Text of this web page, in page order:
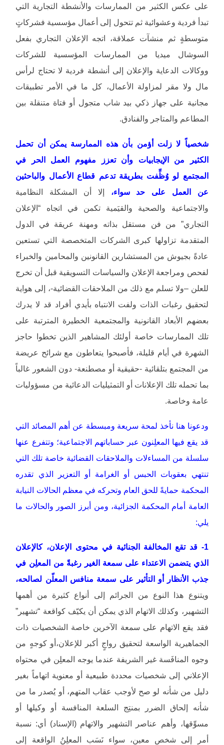
على عكس الكثير من الممارسات والأنشطة التجارية التي
تبدأ فردية وعشوائية ثم تتحول إلى أعمال مؤسسية فشركاتٍ
متوسطةٍ ثم منشآت عملاقة، اتجه الإعلان التجاري بفعل
السوشال ميديا من الممارسات المؤسسية للشركات
ووكالات الدعاية والإعلان إلى أنشطة فردية لا تحتاج لرأس
مال ولا مقر لمزاولة الأعمال، كل ما في الأمر تطبيقات
مجانية على جهاز ذكي بيد شاب متجول أو فتاة متنقلة بين
المطاعم والمتاجر والفنادق.
شخصياً لا زلت أؤمن بأن هذه الممارسة يمكن أن تحمل
الكثير من الإيجابيات وأن تعزز مفهوم العمل الحر في
المجتمع لو وُظِّفت بطريقة تدعم قطاع الأعمال والباحثين
عن العمل على حد سواء، إلا أن المشكلة النظامية
والاجتماعية والصحية والقيَمية تكمن في اتجاه “الإعلان
التجاري” من فن مستقل بذاته ومهنة عريقة في الدول
المتقدمة تزاولها كبرى الشركات المتخصصة التي تستعين
عادةً بجيوش من المستشارين القانونين والمحامين والخبراء
لفحص ومراجعة الإعلان والسياسات التسويقية قبل أن تخرج
للعلن –ولا تسلم مع ذلك من الملاحقات القضائية-، إلى هواية
لتحقيق رغبات الذات ولفت الانتباه بأيدي أفراد قد لا يدرك
بعضهم الأبعاد القانونية والمجتمعية الخطيرة المترتبة على
تلك الممارسات خاصة أولئك المشاهير الذين تخطوا حاجز
الشهرة في أيام قليلة، فأصبحوا يتعاطون مع شرائح عريضة
من المجتمع بتلقائية -حقيقية أو مصطنعة- دون الشعور غالباً
بما تحمله تلك الإعلانات أو التمثيليات الدعائية من مسؤوليات
عامة وخاصة.
ودعونا هنا نأخذ لمحة سريعة ومبسطة عن أهم المصائد التي
قد يقع فيها المعلِنون عبر حساباتهم الاجتماعية؛ وتتفرع عنها
سلسلة من المساءلات والملاحقات القضائية خاصة تلك التي
تنتهي بعقوبات الحبس أو الغرامة أو التعزير الذي تقدره
المحكمة حمايةً للحق العام وتحركه في معظم الحالات النيابة
العامة أمام المحكمة الجزائية، ومن أبرز الصور والحالات ما
يلي:
1- قد تقع المخالفة الجنائية في محتوى الإعلان، كالإعلان
الذي يتضمن الاعتداء على سمعة الغير رغبةً من المعلِن في
جذب الأنظار أو التأثير على سمعة منافس المعلّن لصالحه،
ويتنوع هذا النوع من الجرائم إلى أنواع كثيرة من أهمها
التشهير، وكذلك الاتهام الذي يمكن أن يكيّف كواقعة “تشهير”
فقد يقع الاتهام على سمعة الآخرين خاصة الشخصيات ذات
الجماهيرية الواسعة لتحقيق رواجٍ أكبر للإعلان،أو كوجهٍ من
وجوه المنافَسة غير الشريفة عندما يوجه المعلِن في محتواه
الإعلاني إلى شخصيات محددة طبيعية أو معنوية اتهاماً بغير
دليل من شأنه لو صح لأوجب عقاب المتهم، أو يُصدر ما من
شأنه إلحاق الضرر بمنتِج السلعة المنافسة أو وكيلها أو
مسوِّقها، وأهم عناصر التشهير والاتهام (الإسناد) أي: نسبة
أمر إلى شخص معين، سواء نَسَب المعلِنُ الواقعة إلى